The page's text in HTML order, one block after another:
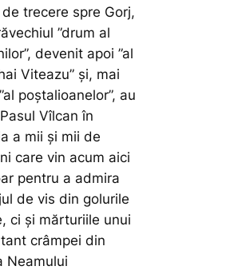
trecere spre Gorj,
”drum al
devenit apoi ”al
Viteazu” și, mai
poștalioanelor”, au
Vîlcan în
a mii și mii de
care vin acum aici
pentru a admira
de vis din golurile
ci și mărturiile unui
crâmpei din
Neamului